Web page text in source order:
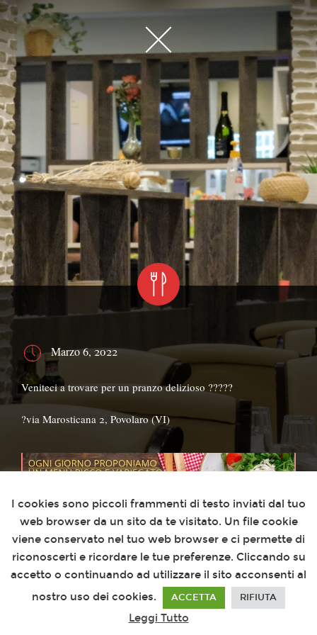
Marzo 6, 2022
Veniteci a trovare per un pranzo delizioso ?????
?via Marosticana 2, Povolaro (VI)
I cookies sono piccoli frammenti di testo inviati dal tuo
web browser da un sito da te visitato. Un file cookie
viene conservato nel tuo web browser e ci permette di
riconoscerti e ricordare le tue preferenze. Cliccando su
accetto o continuando ad utilizzare il sito acconsenti al
nostro uso dei cookies.
ACCETTA RIFIUTA
Leggi Tutto